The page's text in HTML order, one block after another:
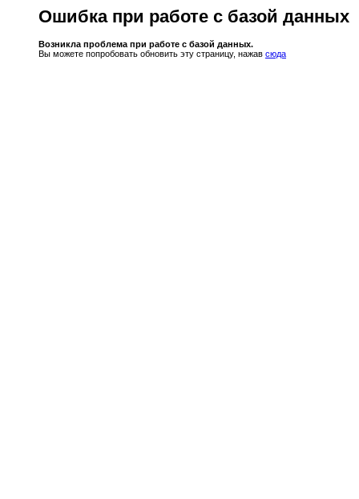
Ошибка при работе с базой данных
Возникла проблема при работе с базой данных.
Вы можете попробовать обновить эту страницу, нажав сюда